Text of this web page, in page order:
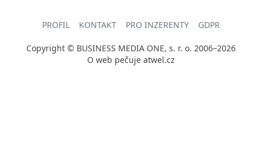
PROFIL KONTAKT PRO INZERENTY GDPR
Copyright © BUSINESS MEDIA ONE, s. r. o. 2006–2026